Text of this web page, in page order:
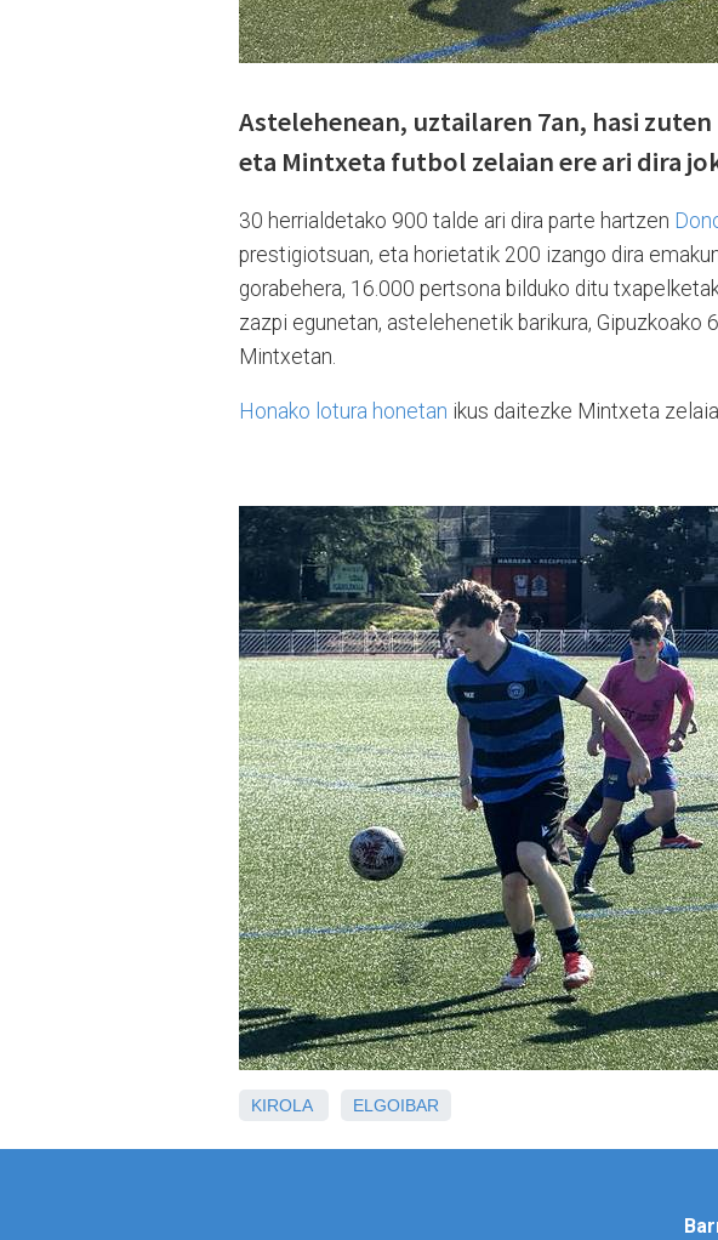
Astelehenean, uztailaren 7an, hasi
eta Mintxeta futbol zelaian ere ari dira
30 herrialdetako 900 talde ari dira parte hartzen
prestigiotsuan, eta horietatik 200 izango dira
gorabehera, 16.000 pertsona bilduko ditu
zazpi egunetan, astelehenetik barikura,
Mintxetan.
Honako lotura honetan ikus daitezke Mintxeta
KIROLA ELGOIBAR